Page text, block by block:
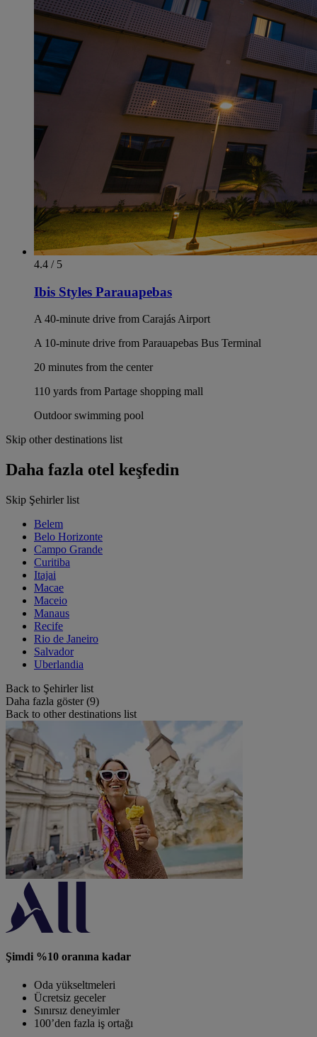
4.4 / 5
Ibis Styles Parauapebas
A 40-minute drive from Carajás Airport
A 10-minute drive from Parauapebas Bus Terminal
20 minutes from the center
110 yards from Partage shopping mall
Outdoor swimming pool
Skip other destinations list
Daha fazla otel keşfedin
Skip Şehirler list
Belem
Belo Horizonte
Campo Grande
Curitiba
Itajai
Macae
Maceio
Manaus
Recife
Rio de Janeiro
Salvador
Uberlandia
Back to Şehirler list
Daha fazla göster (9)
Back to other destinations list
Şimdi %10 oranına kadar
Oda yükseltmeleri
Ücretsiz geceler
Sınırsız deneyimler
100’den fazla iş ortağı